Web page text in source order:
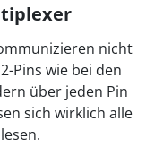
nicht
Pins wie bei den
über jeden Pin
sich wirklich alle